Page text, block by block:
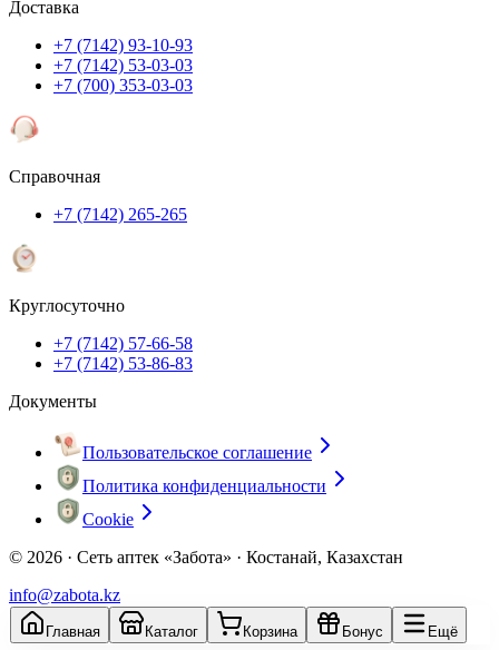
Доставка
+7 (7142) 93-10-93
+7 (7142) 53-03-03
+7 (700) 353-03-03
Справочная
+7 (7142) 265-265
Круглосуточно
+7 (7142) 57-66-58
+7 (7142) 53-86-83
Документы
Пользовательское соглашение
Политика конфиденциальности
Cookie
© 2026 · Сеть аптек «Забота» · Костанай, Казахстан
info@zabota.kz
Главная Каталог Корзина Бонус Ещё